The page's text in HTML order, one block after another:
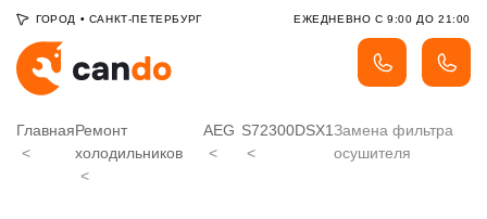
ГОРОД • САНКТ-ПЕТЕРБУРГ ЕЖЕДНЕВНО С 9:00 ДО 21:00
ГлавнаяРемонт
холодильников
AEG S72300DSX1Замена фильтра
осушителя